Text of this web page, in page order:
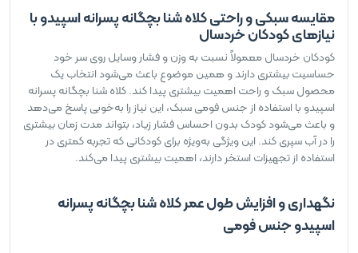
مقایسه سبکی و راحتی کلاه شنا بچگانه پسرانه اسپیدو با
نیازهای کودکان خردسال
کودکان خردسال معمولاً نسبت به وزن و فشار وسایل روی سر خود
حساسیت بیشتری دارند و همین موضوع باعث می‌شود انتخاب یک
محصول سبک و راحت اهمیت بیشتری پیدا کند. کلاه شنا بچگانه پسرانه
اسپیدو با استفاده از جنس فومی سبک، این نیاز را به‌خوبی پاسخ می‌دهد
و باعث می‌شود کودک بدون احساس فشار زیاد، بتواند مدت زمان بیشتری
را در آب سپری کند. این ویژگی به‌ویژه برای کودکانی که تجربه کمتری در
استفاده از تجهیزات استخر دارند، اهمیت بیشتری پیدا می‌کند.
نگهداری و افزایش طول عمر کلاه شنا بچگانه پسرانه
اسپیدو جنس فومی